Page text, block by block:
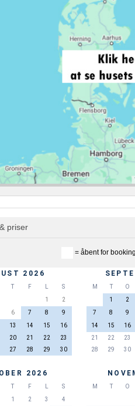
priser
= åbent for booking
2026
T F
S
1
2
6
7 8
9
13
14 15
16
20
21 22
23
27
28 29 30
M T O
1
2
7
8 9
14
15 16
21
22 23
28
29 30
2026
T F
S
1
2 3
4
M T O